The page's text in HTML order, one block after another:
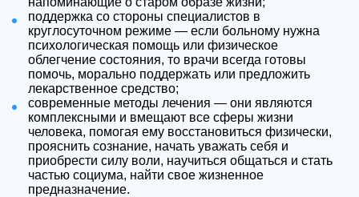
поддержка со стороны специалистов в
круглосуточном режиме — если больному нужна
психологическая помощь или физическое
облегчение состояния, то врачи всегда готовы
помочь, морально поддержать или предложить
лекарственное средство;
современные методы лечения — они являются
комплексными и вмещают все сферы жизни
человека, помогая ему восстановиться физически,
прояснить сознание, начать уважать себя и
приобрести силу воли, научиться общаться и стать
частью социума, найти свое жизненное
предназначение.